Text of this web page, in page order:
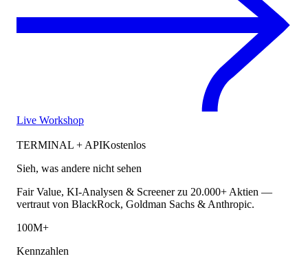
Live Workshop
TERMINAL + APIKostenlos
Sieh, was andere nicht sehen
Fair Value, KI-Analysen & Screener zu 20.000+ Aktien —
vertraut von BlackRock, Goldman Sachs & Anthropic.
100M+
Kennzahlen